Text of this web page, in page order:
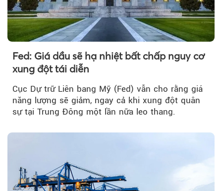
Fed: Giá dầu sẽ hạ nhiệt bất chấp nguy cơ
xung đột tái diễn
Cục Dự trữ Liên bang Mỹ (Fed) vẫn cho rằng giá
năng lượng sẽ giảm, ngay cả khi xung đột quân
sự tại Trung Đông một lần nữa leo thang.